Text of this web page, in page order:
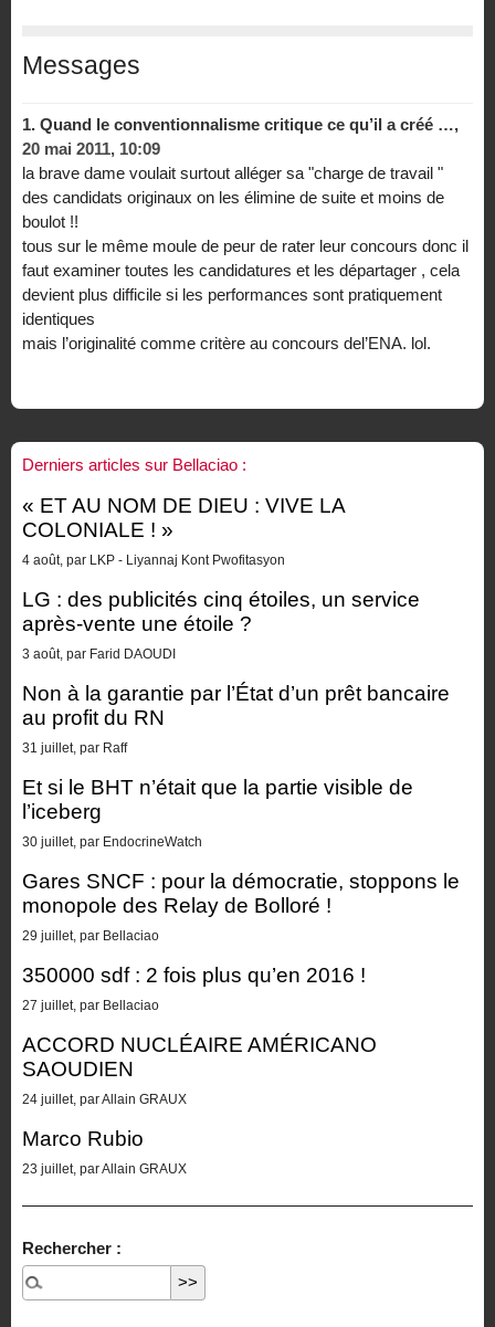
Messages
1. Quand le conventionnalisme critique ce qu’il a créé …,
20 mai 2011, 10:09
la brave dame voulait surtout alléger sa "charge de travail "
des candidats originaux on les élimine de suite et moins de
boulot !!
tous sur le même moule de peur de rater leur concours donc il
faut examiner toutes les candidatures et les départager , cela
devient plus difficile si les performances sont pratiquement
identiques
mais l’originalité comme critère au concours del’ENA. lol.
Derniers articles sur Bellaciao :
« ET AU NOM DE DIEU : VIVE LA
COLONIALE ! »
4 août, par LKP - Liyannaj Kont Pwofitasyon
LG : des publicités cinq étoiles, un service
après-vente une étoile ?
3 août, par Farid DAOUDI
Non à la garantie par l’État d’un prêt bancaire
au profit du RN
31 juillet, par Raff
Et si le BHT n’était que la partie visible de
l’iceberg
30 juillet, par EndocrineWatch
Gares SNCF : pour la démocratie, stoppons le
monopole des Relay de Bolloré !
29 juillet, par Bellaciao
350000 sdf : 2 fois plus qu’en 2016 !
27 juillet, par Bellaciao
ACCORD NUCLÉAIRE AMÉRICANO
SAOUDIEN
24 juillet, par Allain GRAUX
Marco Rubio
23 juillet, par Allain GRAUX
Rechercher :